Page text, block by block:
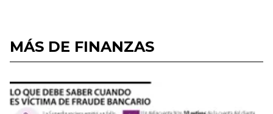
MÁS DE FINANZAS